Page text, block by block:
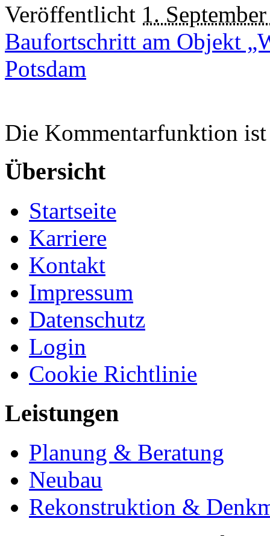
Veröffentlicht 1.
Baufortschritt am Objekt
Potsdam
Die Kommentarfunktion ist
Übersicht
Startseite
Karriere
Kontakt
Impressum
Datenschutz
Login
Cookie Richtlinie
Leistungen
Planung & Beratung
Neubau
Rekonstruktion &